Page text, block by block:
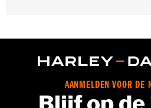
afzonderlijke aankoop van
bevestigingsmaterialen.
Installatie-instructies
Verstelbaar:Ja
AANMELDEN VOOR DE